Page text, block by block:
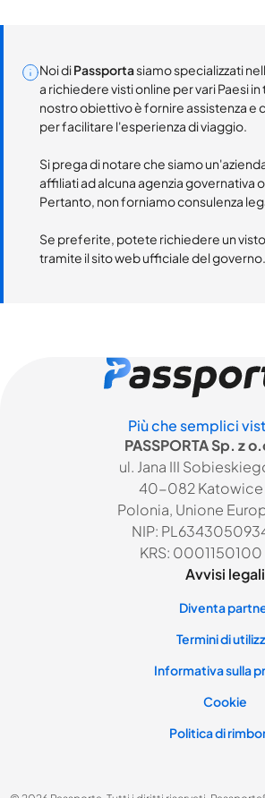
Noi diPassportasiamo specializzati
a richiedere visti online per vari Paesi
nostro obiettivo è fornire assistenza e
per facilitare l'esperienza di viaggio.
Si prega di notare che siamo
affiliati ad alcuna agenzia governativa
Pertanto, non forniamo consulenza
Se preferite, potete richiedere un
tramite il sito web ufficiale del governo.
Più che semplici
PASSPORTA Sp. z
ul. Jana III
40-082 Katowice
Polonia, Unione
NIP:
KRS: 0001150100
Avvisi legali
Diventa
Termini di
Informativa sulla
Cookie
Politica di